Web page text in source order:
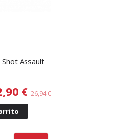
Shot Assault
€26,94 €